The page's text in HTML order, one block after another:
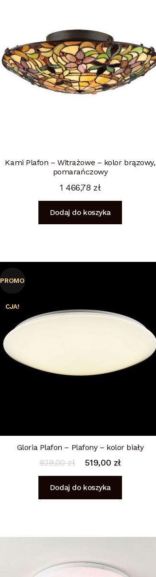
Kami Plafon – Witrażowe – kolor brązowy,
pomarańczowy
1 466,78 zł
Dodaj do koszyka
Gloria Plafon – Plafony – kolor biały
PROMO
CJA!
829,00zł 519,00 zł
Dodaj do koszyka